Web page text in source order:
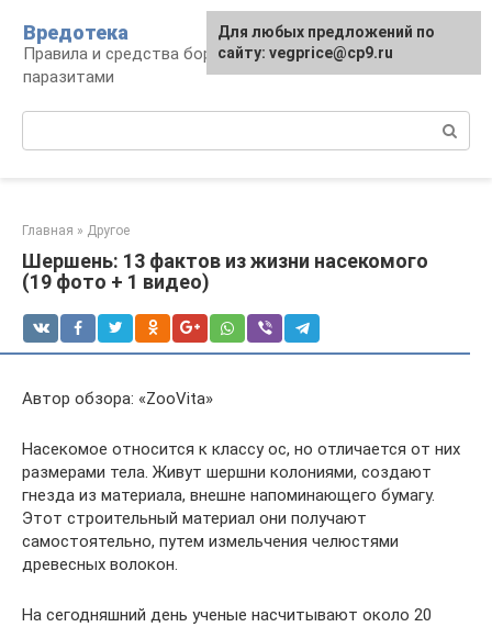
контенту
Вредотека
Правила и средства борьбы с вредителями и
паразитами
Главная » Другое
Шершень: 13 фактов из жизни насекомого
(19 фото + 1 видео)
Автор обзора: «ZooVita»
Насекомое относится к классу ос, но отличается от них
размерами тела. Живут шершни колониями, создают
гнезда из материала, внешне напоминающего бумагу.
Этот строительный материал они получают
самостоятельно, путем измельчения челюстями
древесных волокон.
На сегодняшний день ученые насчитывают около 20
Для любых предложений по
сайту: vegprice@cp9.ru